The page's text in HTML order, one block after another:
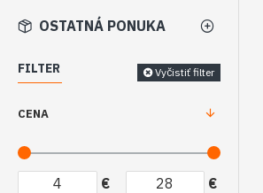
OSTATNÁ PONUKA
FILTER Vyčistiť filter
CENA
€ €